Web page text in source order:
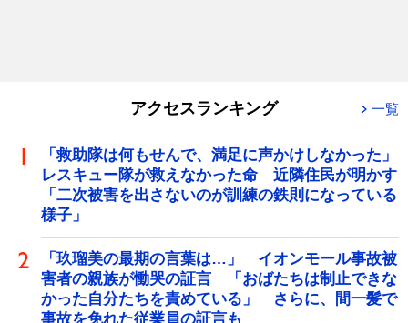
アクセスランキング 一覧
「救助隊は何もせんで、満足に声かけしなかった」
レスキュー隊が救えなかった命 近隣住民が明かす
「二次被害を出さないのが訓練の鉄則になっている
様子」
「玖瑠美の最期の言葉は…」 イオンモール事故被
害者の親族が慟哭の証言 「おばたちは制止できな
かった自分たちを責めている」 さらに、間一髪で
事故を免れた従業員の証言も